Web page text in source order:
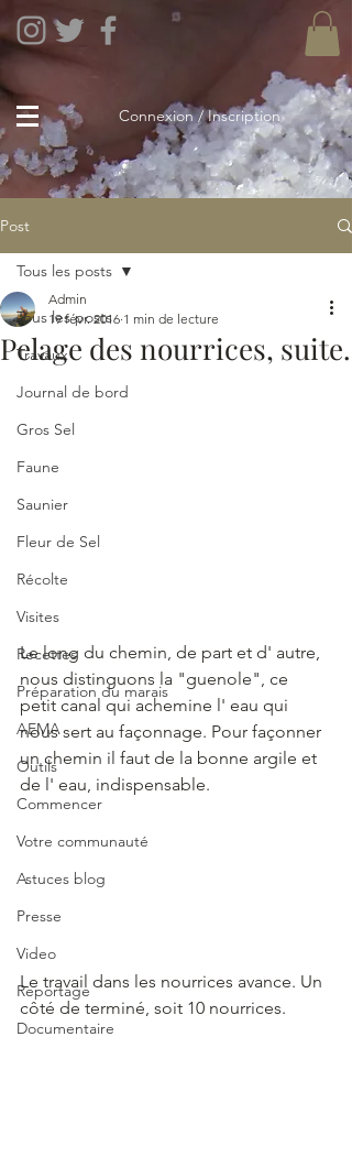
Connexion / Inscription
Post
Tous les posts
Travaux
Journal de bord
Gros Sel
Faune
Saunier
Fleur de Sel
Récolte
Visites
Recettes
Préparation du marais
AEMA
Outils
Commencer
Votre communauté
Astuces blog
Presse
Video
Reportage
Documentaire
Tous les posts
Pelage des nourrices, suite.
Admin
19 févr. 2016 1 min de lecture
Le long du chemin, de part et d' autre,
nous distinguons la "guenole", ce
petit canal qui achemine l' eau qui
nous sert au façonnage. Pour façonner
un chemin il faut de la bonne argile et
de l' eau, indispensable.
Le travail dans les nourrices avance. Un
côté de terminé, soit 10 nourrices.